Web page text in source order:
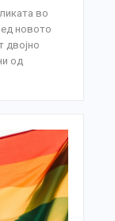
во
новото
двојно
од